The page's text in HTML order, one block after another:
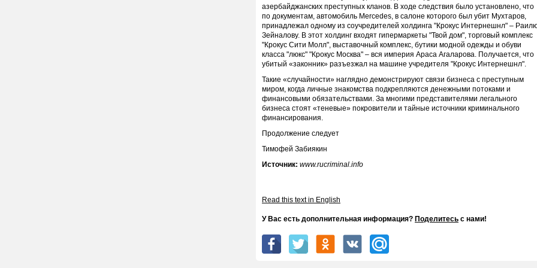
азербайджанских преступных кланов. В ходе следствия было установлено, что
по документам, автомобиль Mercedes, в салоне которого был убит Мухтаров,
принадлежал одному из соучредителей холдинга "Крокус Интернешнл" –
Зейналову. В этот холдинг входят гипермаркеты "Твой дом", торговый комплекс
"Крокус Сити Молл", выставочный комплекс, бутики модной одежды и обуви
класса "люкс" "Крокус Москва" – вся империя Араса Агаларова. Получается, что
убитый «законник» разъезжал на машине учредителя "Крокус Интернешнл".
Такие «случайности» наглядно демонстрируют связи бизнеса с преступным
миром, когда личные знакомства подкрепляются денежными потоками и
финансовыми обязательствами. За многими представителями легального
бизнеса стоят «теневые» покровители и тайные источники криминального
финансирования.
Продолжение следует
Тимофей Забиякин
Источник: www.rucriminal.info
Read this text in English
У Вас есть дополнительная информация? Поделитесь с нами!